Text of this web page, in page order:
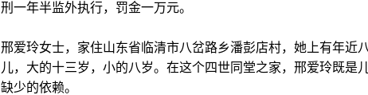
刑一年半监外执行，罚金一万元。
邢爱玲女士，家住山东省临清市八岔路乡潘彭店村，她上有年近
儿，大的十三岁，小的八岁。在这个四世同堂之家，邢爱玲既是
缺少的依赖。